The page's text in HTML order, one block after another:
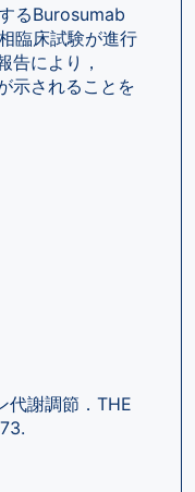
臨床試験が進行
告により，
示されることを
代謝調節．THE